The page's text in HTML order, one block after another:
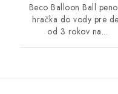
Beco Balloon Ball
hračka do vody pre
od 3 rokov na...